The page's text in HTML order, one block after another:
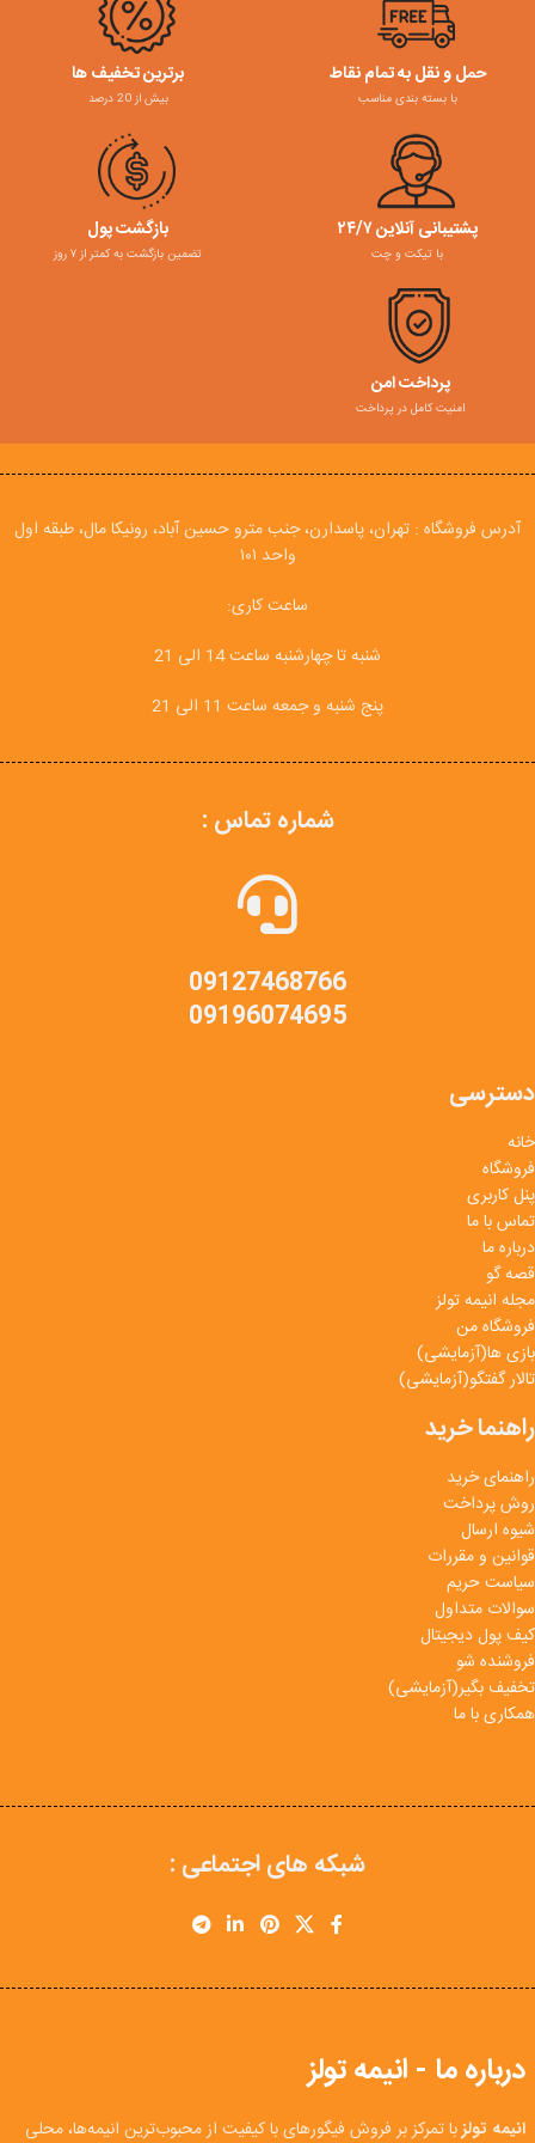
حمل و نقل به تمام نقاط
با بسته بندی مناسب
برترین تخفیف ها
بیش از 20 درصد
پشتیبانی آنلاین ۲۴/۷
با تیکت و چت
بازگشت پول
تضمین بازگشت به کمتر از ۷ روز
پرداخت امن
امنیت کامل در پرداخت
آدرس فروشگاه : تهران، پاسدارن، جنب مترو حسین آباد، رونیکا مال، طبقه اول
واحد ۱۰۱
ساعت کاری:
شنبه تا چهارشنبه ساعت 14 الی 21
پنج شنبه و جمعه ساعت 11 الی 21
شماره تماس :
09127468766
09196074695
دسترسی
خانه
فروشگاه
پنل کاربری
تماس با ما
درباره ما
قصه گو
مجله انیمه تولز
فروشگاه من
بازی ها(آزمایشی)
تالار گفتگو(آزمایشی)
راهنما خرید
راهنمای خرید
روش پرداخت
شیوه ارسال
قوانین و مقررات
سیاست حریم
سوالات متداول
کیف پول دیجیتال
فروشنده شو
تخفیف بگیر(آزمایشی)
همکاری با ما
شبکه های اجتماعی :
درباره ما - انیمه تولز
انیمه تولزبا تمرکز بر فروش فیگورهای با کیفیت از محبوب‌ترین انیمه‌ها، محلی